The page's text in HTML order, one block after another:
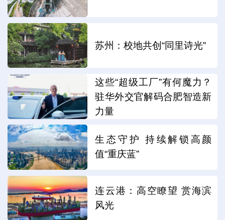
苏州：校地共创“同里诗光”
这些“超级工厂”有何魔力？
驻华外交官解码合肥智造新
力量
生态守护 持续解锁高颜
值“重庆蓝”
连云港：高空瞭望 赏海滨
风光